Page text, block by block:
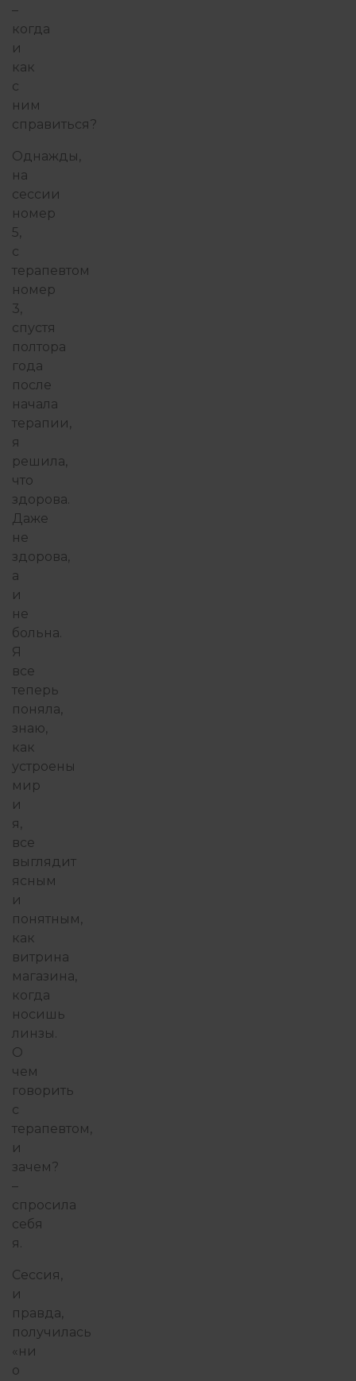
–
когда
и
как
с
ним
справиться?
Однажды,
на
сессии
номер
5,
с
терапевтом
номер
3,
спустя
полтора
года
после
начала
терапии,
я
решила,
что
здорова.
Даже
не
здорова,
а
и
не
больна.
Я
все
теперь
поняла,
знаю,
как
устроены
мир
и
я,
все
выглядит
ясным
и
понятным,
как
витрина
магазина,
когда
носишь
линзы.
О
чем
говорить
с
терапевтом,
и
зачем?
–
спросила
себя
я.
Сессия,
и
правда,
получилась
«ни
о
РАБОТА С ПСИХОЛОГОМ